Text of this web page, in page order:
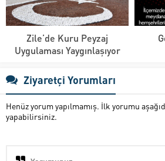
Zile’de Kuru Peyzaj
Uygulaması Yaygınlaşıyor
Ziyaretçi Yorumları
Henüz yorum yapılmamış. İlk yorumu
yapabilirsiniz.